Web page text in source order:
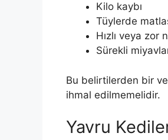
Kilo kaybı
Tüylerde
Hızlı veya zor
Sürekli
Bu belirtilerden bir
ihmal edilmemelidir.
Yavru